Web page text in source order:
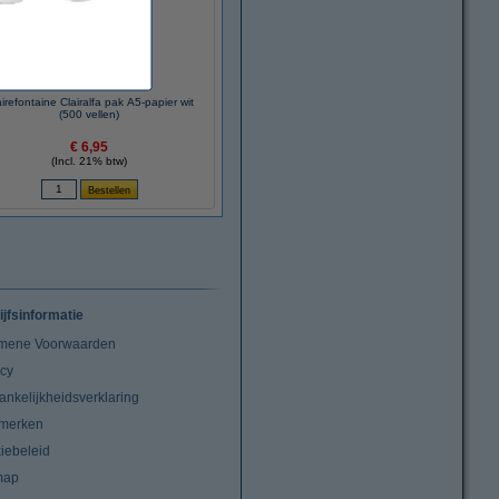
Clairalfa pak A5-papier wit
(500 vellen)
€ 6,95
(Incl. 21% btw)
Voorwaarden